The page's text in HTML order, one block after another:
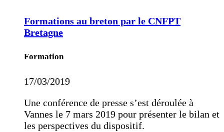
Formations au breton par le CNFPT
Bretagne
Formation
17/03/2019
Une conférence de presse s’est déroulée à
Vannes le 7 mars 2019 pour présenter le bilan et
les perspectives du dispositif.